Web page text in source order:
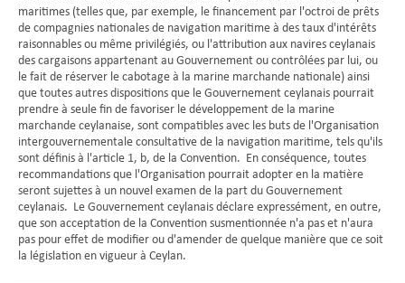
maritimes (telles que, par exemple, le financement par l'octroi de prêts
de compagnies nationales de navigation maritime à des taux d'intérêts
raisonnables ou même privilégiés, ou l'attribution aux navires ceylanais
des cargaisons appartenant au Gouvernement ou contrôlées par lui, ou
le fait de réserver le cabotage à la marine marchande nationale) ainsi
que toutes autres dispositions que le Gouvernement ceylanais pourrait
prendre à seule fin de favoriser le développement de la marine
marchande ceylanaise, sont compatibles avec les buts de l'Organisation
intergouvernementale consultative de la navigation maritime, tels qu'ils
sont définis à l'article 1, b, de la Convention. En conséquence, toutes
recommandations que l'Organisation pourrait adopter en la matière
seront sujettes à un nouvel examen de la part du Gouvernement
ceylanais. Le Gouvernement ceylanais déclare expressément, en outre,
que son acceptation de la Convention susmentionnée n'a pas et n'aura
pas pour effet de modifier ou d'amender de quelque manière que ce soit
la législation en vigueur à Ceylan.